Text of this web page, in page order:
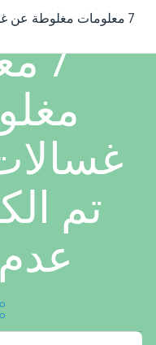
/
...
/ 7 معلومات مغلوطة عن غسالات الصحون تم الكشف عن عدم صحتها
3 دقيقه قراءه
7
تم
7 معلومات مغلوطة